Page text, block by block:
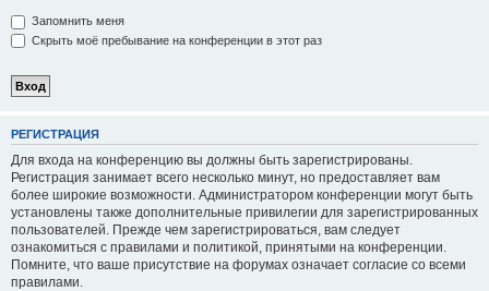
Запомнить меня
Скрыть моё пребывание на конференции в этот раз
РЕГИСТРАЦИЯ
Для входа на конференцию вы должны быть зарегистрированы.
Регистрация занимает всего несколько минут, но предоставляет вам
более широкие возможности. Администратором конференции могут быть
установлены также дополнительные привилегии для зарегистрированных
пользователей. Прежде чем зарегистрироваться, вам следует
ознакомиться с правилами и политикой, принятыми на конференции.
Помните, что ваше присутствие на форумах означает согласие со всеми
правилами.